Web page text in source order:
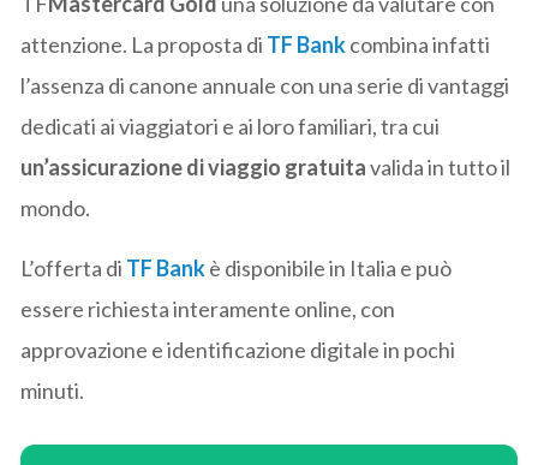
attenzione. La proposta di TF Bankcombina infatti
l’assenza di canone annuale con una serie di vantaggi
dedicati ai viaggiatori e ai loro familiari, tra cui
un’assicurazione di viaggio gratuitavalida in tutto il
mondo.
L’offerta di TF Bankè disponibile in Italia e può
essere richiesta interamente online, con
approvazione e identificazione digitale in pochi
minuti.